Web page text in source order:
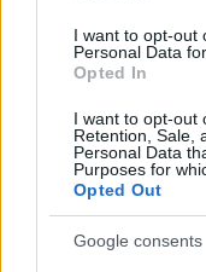
I want to opt-out
Personal Data
Opted In
I want to opt-out
Retention, Sale,
Personal Data
Purposes for
Opted Out
Google consents
NEWS